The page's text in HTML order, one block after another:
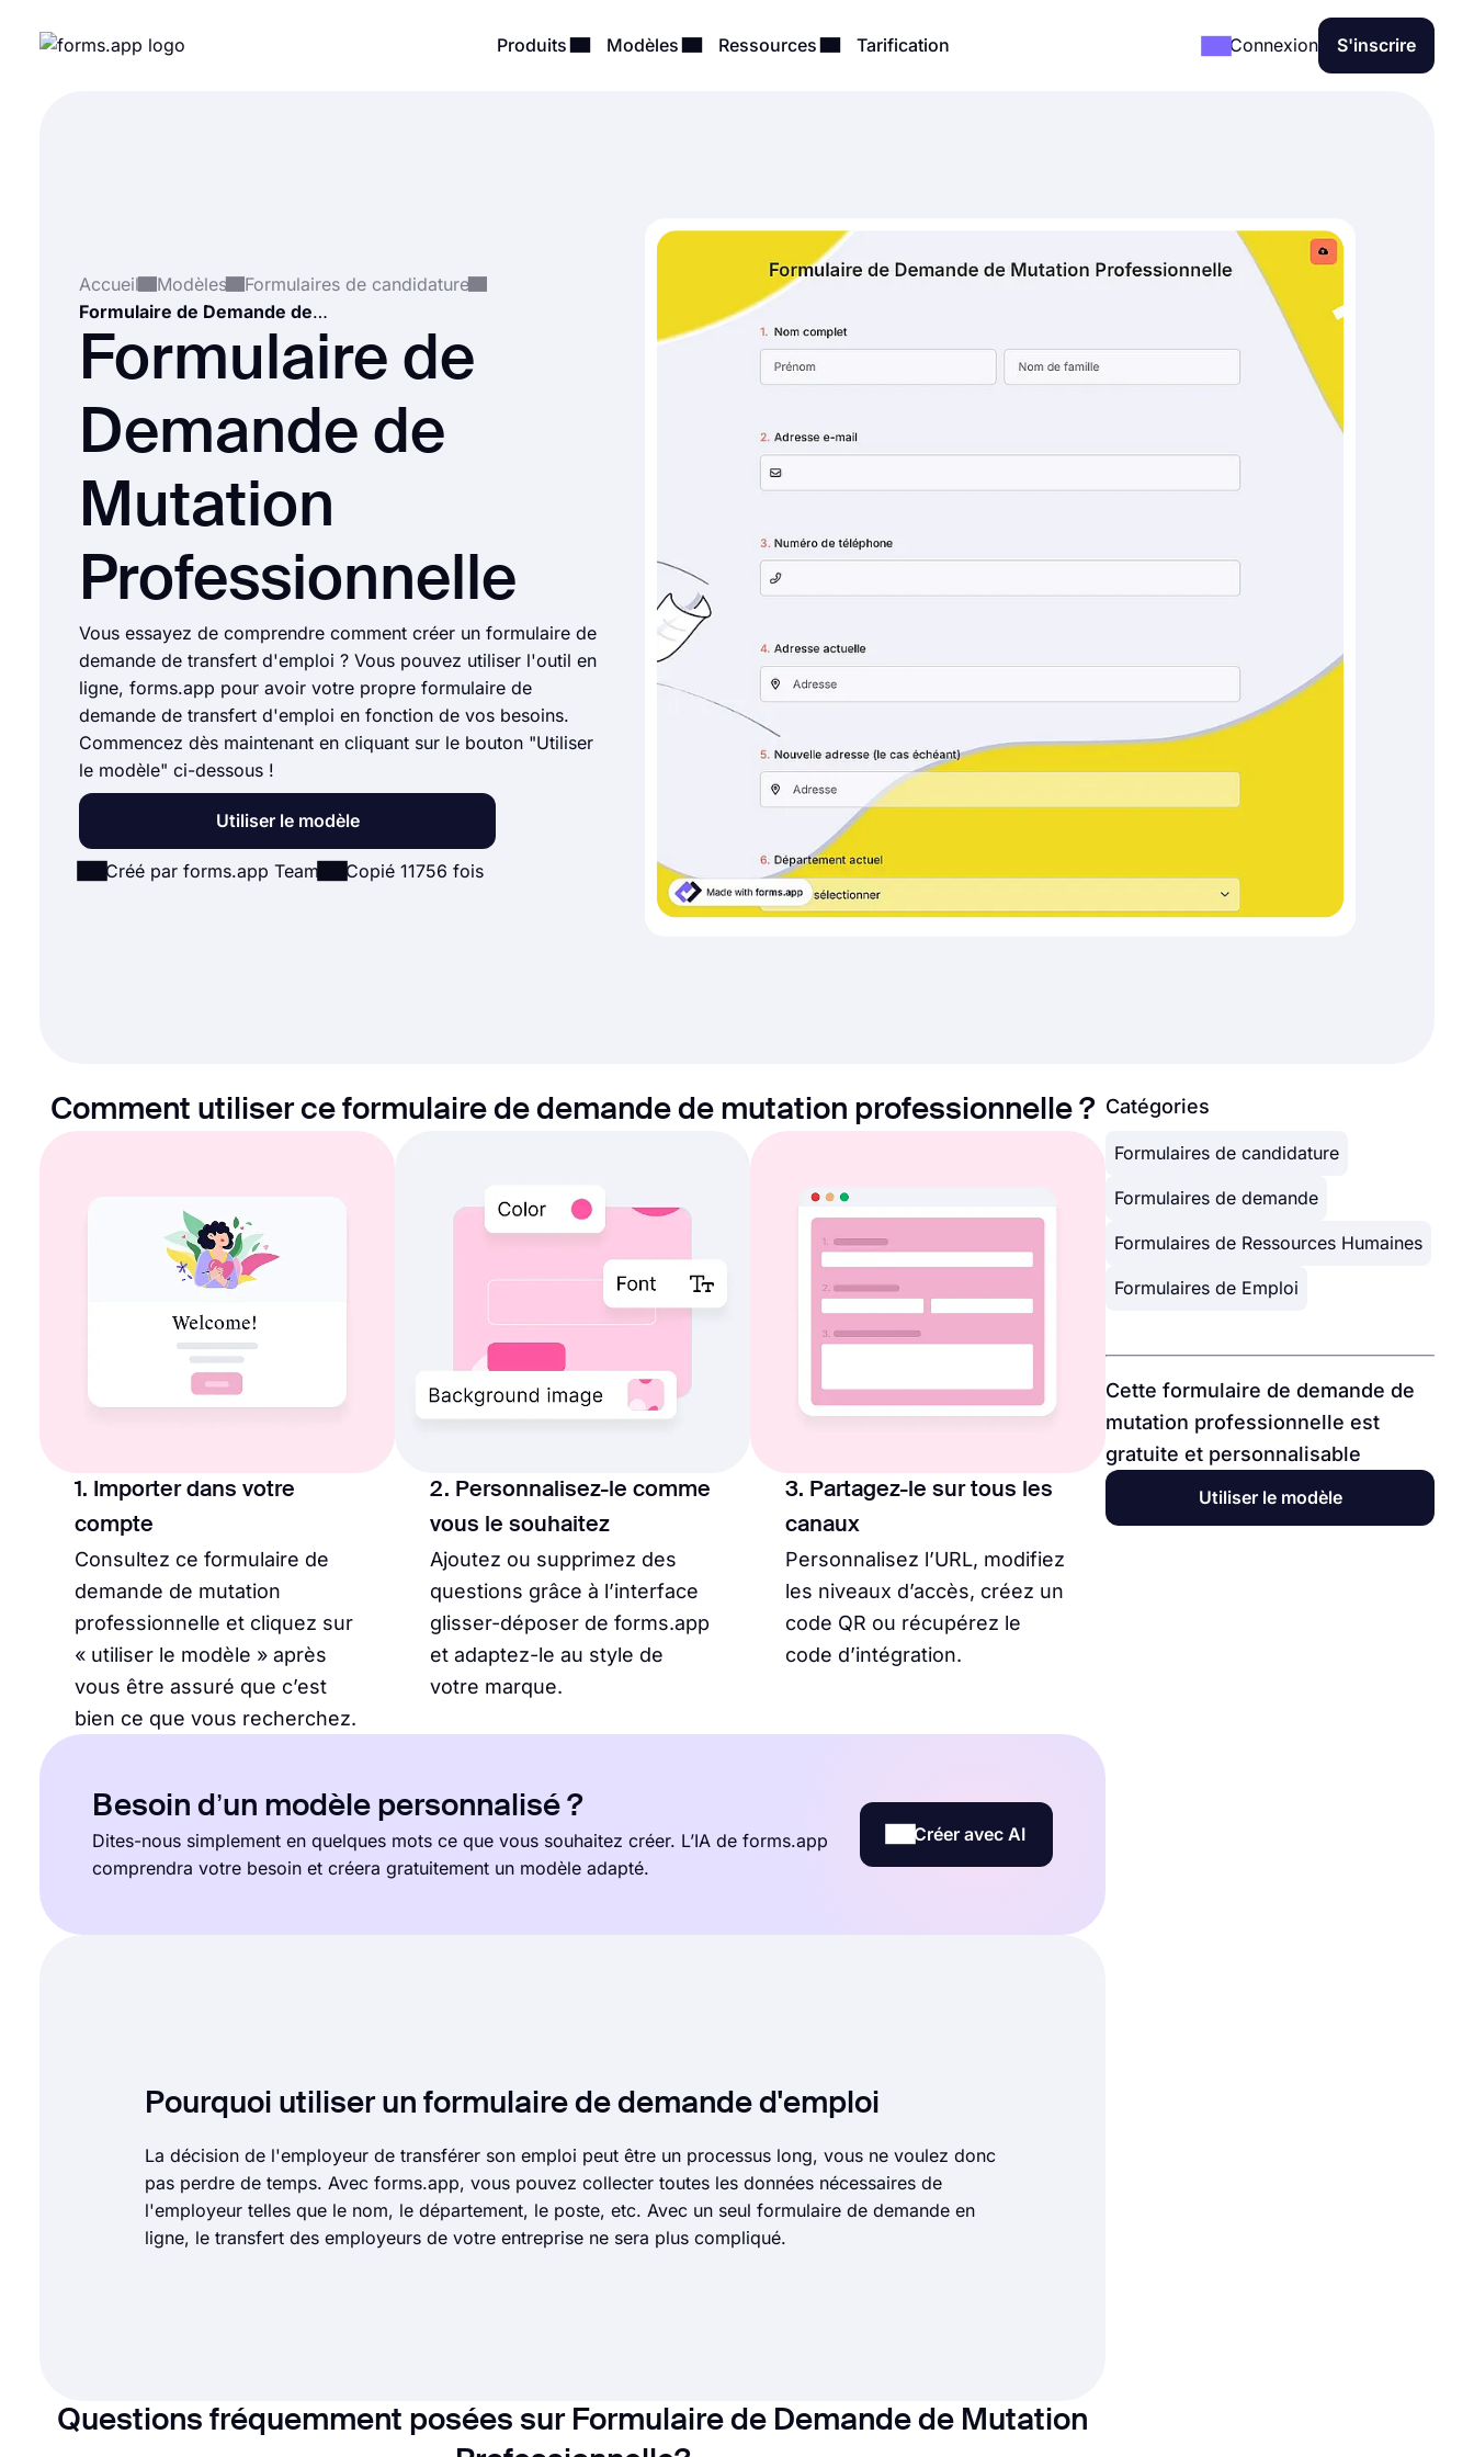
Produits Modèles Ressources Tarification Connexion S'inscrire
Accueil Modèles
Formulaires de candidature
Formulaire de Demande de Mutation Professionnelle
Formulaire de
Demande de
Mutation
Professionnelle
Vous essayez de comprendre comment créer un formulaire de
demande de transfert d'emploi ? Vous pouvez utiliser l'outil en
ligne, forms.app pour avoir votre propre formulaire de
demande de transfert d'emploi en fonction de vos besoins.
Commencez dès maintenant en cliquant sur le bouton "Utiliser
le modèle" ci-dessous !
Utiliser le modèle
Créé par forms.app Team Copié 11756 fois
Comment utiliser ce formulaire de demande de mutation professionnelle ?
1. Importer dans votre
compte
Consultez ce formulaire de
demande de mutation
professionnelle et cliquez sur
« utiliser le modèle » après
vous être assuré que c’est
bien ce que vous recherchez.
2. Personnalisez-le comme
vous le souhaitez
Ajoutez ou supprimez des
questions grâce à l’interface
glisser-déposer de forms.app
et adaptez-le au style de
votre marque.
3. Partagez-le sur tous les
canaux
Personnalisez l’URL, modifiez
les niveaux d’accès, créez un
code QR ou récupérez le
code d’intégration.
Besoin d’un modèle personnalisé ?
Dites-nous simplement en quelques mots ce que vous souhaitez créer. L’IA de forms.app
comprendra votre besoin et créera gratuitement un modèle adapté.
Créer avec AI
Pourquoi utiliser un formulaire de demande d'emploi
La décision de l'employeur de transférer son emploi peut être un processus long, vous ne voulez donc
pas perdre de temps. Avec forms.app, vous pouvez collecter toutes les données nécessaires de
l'employeur telles que le nom, le département, le poste, etc. Avec un seul formulaire de demande en
ligne, le transfert des employeurs de votre entreprise ne sera plus compliqué.
Questions fréquemment posées sur Formulaire de Demande de Mutation
Catégories
Formulaires de candidature
Formulaires de demande
Formulaires de Ressources Humaines
Formulaires de Emploi
Cette formulaire de demande de
mutation professionnelle est
gratuite et personnalisable
Utiliser le modèle